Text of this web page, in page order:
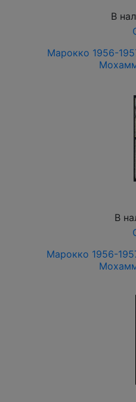
В
Марокко 1956-
В
Марокко 1956-